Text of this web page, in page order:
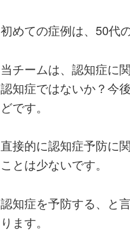
初めての症例は、50代
当チームは、認知症に
認知症ではないか？今
どです。
直接的に認知症予防に
ことは少ないです。
認知症を予防する、と
ります。